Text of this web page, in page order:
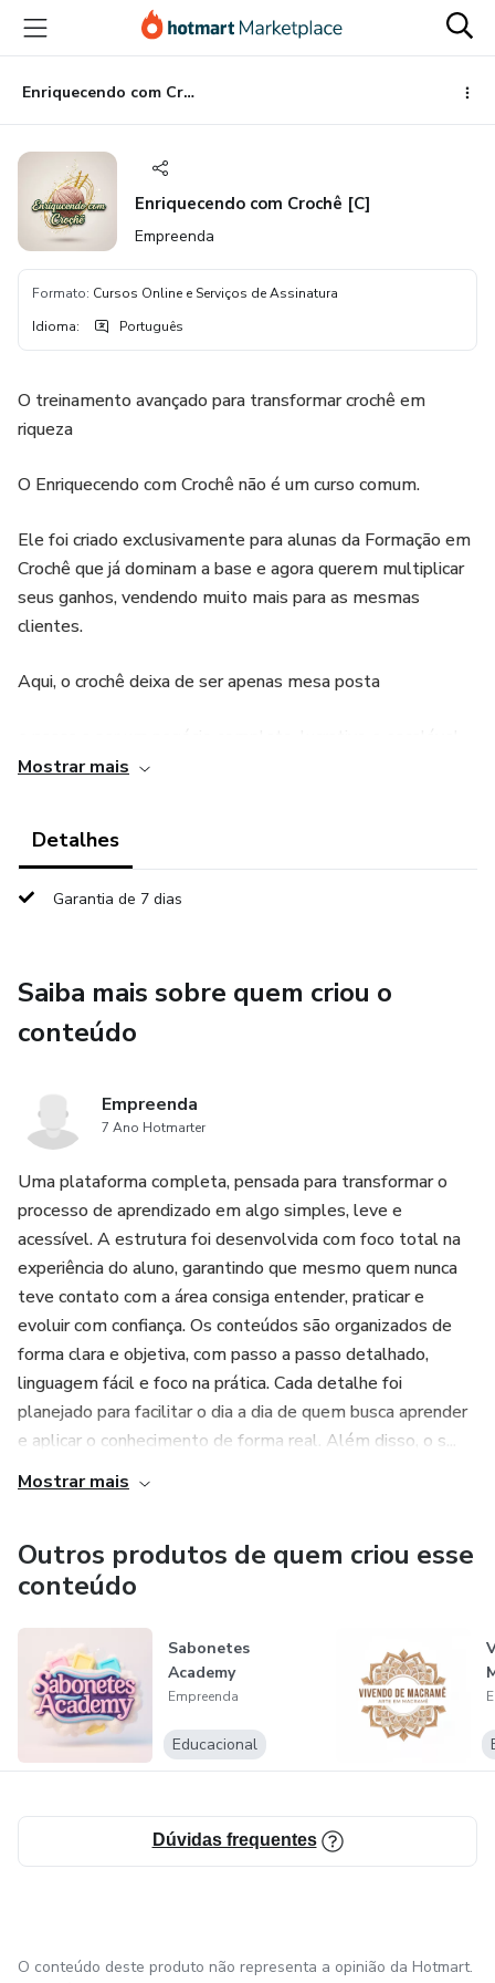
para
conteúdo
principal
para
pagamento
para
rodapé
Enriquecendo com Crochê [C]
Enriquecendo com Crochê [C]
Empreenda
Formato: Cursos Online e Serviços de Assinatura
Idioma: Português
O treinamento avançado para transformar crochê em
riqueza
O Enriquecendo com Crochê não é um curso comum.
Ele foi criado exclusivamente para alunas da Formação em
Crochê que já dominam a base e agora querem multiplicar
seus ganhos, vendendo muito mais para as mesmas
clientes.
Aqui, o crochê deixa de ser apenas mesa posta
É um treinamento avançado que te ensina a produzir e
vender todos os tipos de peças de crochê que realmente
dão dinheiro, usando o mesmo método de vendas que você
Você aprende a criar peças de maior valor, ampliar seu
catálogo e aumentar o ticket médio sem precisar
conquistar novas clientes o tempo todo.
Mostrar mais
Detalhes
Garantia de 7 dias
Saiba mais sobre quem criou o
conteúdo
Empreenda
7 Ano Hotmarter
Uma plataforma completa, pensada para transformar o
processo de aprendizado em algo simples, leve e
acessível. A estrutura foi desenvolvida com foco total na
experiência do aluno, garantindo que mesmo quem nunca
teve contato com a área consiga entender, praticar e
evoluir com confiança. Os conteúdos são organizados de
forma clara e objetiva, com passo a passo detalhado,
linguagem fácil e foco na prática. Cada detalhe foi
planejado para facilitar o dia a dia de quem busca aprender
e aplicar o conhecimento de forma real. Além disso, o s...
Mostrar mais
Outros produtos de quem criou esse
conteúdo
Sabonetes
Academy
Empreenda
Educacional
Dúvidas frequentes
O conteúdo deste produto não representa a opinião da Hotmart.